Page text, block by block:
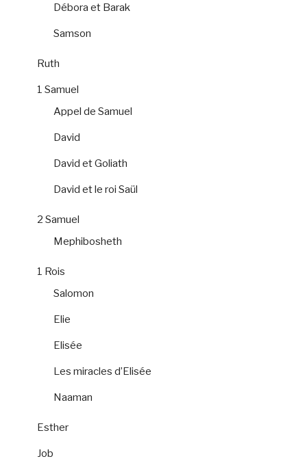
Débora et Barak
Samson
Ruth
1 Samuel
Appel de Samuel
David
David et Goliath
David et le roi Saül
2 Samuel
Mephibosheth
1 Rois
Salomon
Elie
Elisée
Les miracles d’Elisée
Naaman
Esther
Job